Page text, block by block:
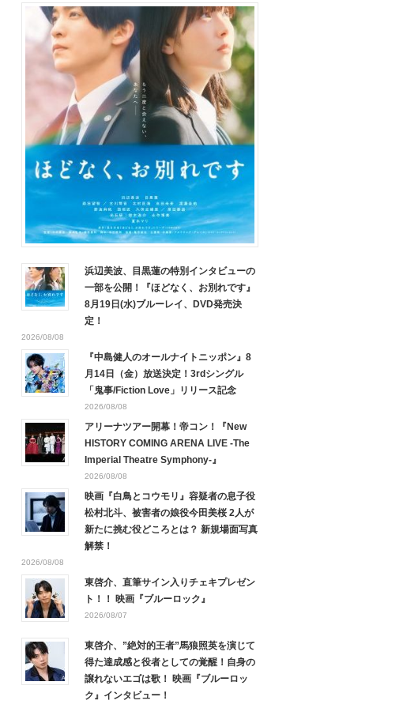
浜辺美波、目黒蓮の特別インタビューの
一部を公開！『ほどなく、お別れです』
8月19日(水)ブルーレイ、DVD発売決
定！
2026/08/08
『中島健人のオールナイトニッポン』8
月14日（金）放送決定！3rdシングル
「鬼事/Fiction Love」リリース記念
2026/08/08
アリーナツアー開幕！帝コン！『New
HISTORY COMING ARENA LIVE -The
Imperial Theatre Symphony-』
2026/08/08
映画『白鳥とコウモリ』容疑者の息子役
松村北斗、被害者の娘役今田美桜 2人が
新たに挑む役どころとは？ 新規場面写真
解禁！
2026/08/08
東啓介、直筆サイン入りチェキプレゼン
ト！！ 映画『ブルーロック』
2026/08/07
東啓介、”絶対的王者”馬狼照英を演じて
得た達成感と役者としての覚醒！自身の
譲れないエゴは歌！ 映画『ブルーロッ
ク』インタビュー！